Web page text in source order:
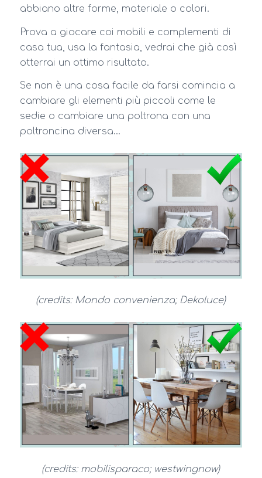
abbiano altre forme, materiale o colori.
Prova a giocare coi mobili e complementi di
casa tua, usa la fantasia, vedrai che già così
otterrai un ottimo risultato.
Se non è una cosa facile da farsi comincia a
cambiare gli elementi più piccoli come le
sedie o cambiare una poltrona con una
poltroncina diversa…
(credits: Mondo convenienza; Dekoluce)
(credits: mobilisparaco; westwingnow)